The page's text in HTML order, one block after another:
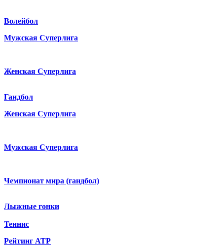
Волейбол
Мужская Суперлига
Женская Суперлига
Гандбол
Женская Суперлига
Мужская Суперлига
Чемпионат мира (гандбол)
Лыжные гонки
Теннис
Рейтинг ATP